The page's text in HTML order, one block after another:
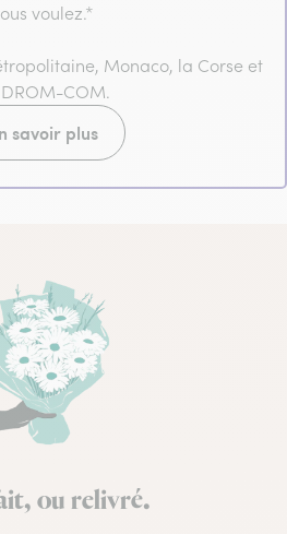
voulez.*
Monaco, la Corse et
COM.
savoir plus
ou relivré.